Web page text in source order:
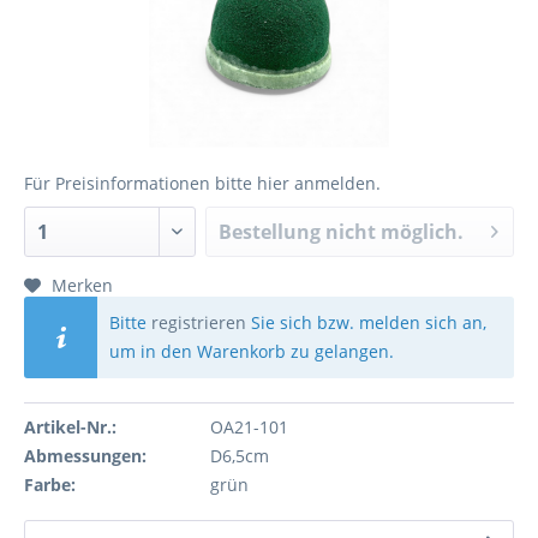
Für Preisinformationen bitte hier anmelden.
Bestellung nicht möglich.
Merken
Bitte registrieren Sie sich bzw. melden sich an,
um in den Warenkorb zu gelangen.
Artikel-Nr.:
OA21-101
Abmessungen:
D6,5cm
Farbe:
grün